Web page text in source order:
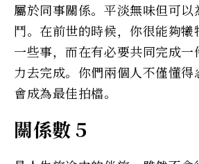
屬於同事關係。平淡無味但可
鬥。在前世的時候，你很能夠
一些事，而在有必要共同完成一
力去完成。你們兩個人不僅懂
會成為最佳拍檔。
關係數５